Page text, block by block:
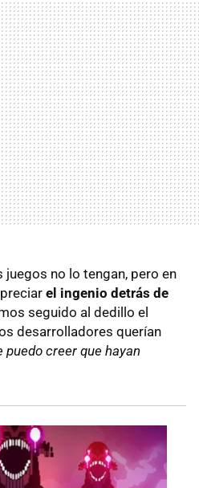
no lo tengan, pero en
el ingenio detrás de
seguido al dedillo el
desarrolladores querían
puedo creer que hayan